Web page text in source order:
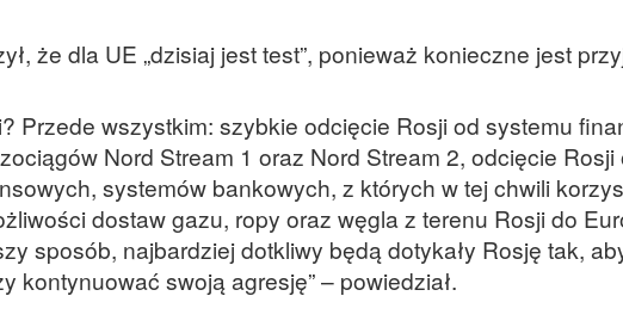
że dla UE „dzisiaj jest test”, ponieważ konieczne jest
Przede wszystkim: szybkie odcięcie Rosji od systemu
Nord Stream 1 oraz Nord Stream 2, odcięcie
systemów bankowych, z których w tej chwili
dostaw gazu, ropy oraz węgla z terenu Rosji do
sposób, najbardziej dotkliwy będą dotykały Rosję tak,
kontynuować swoją agresję” – powiedział.